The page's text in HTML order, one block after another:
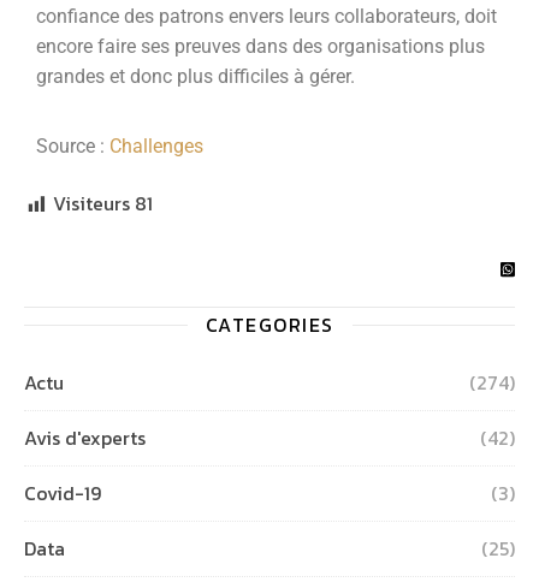
confiance des patrons envers leurs collaborateurs, doit
encore faire ses preuves dans des organisations plus
grandes et donc plus difficiles à gérer.
Source : Challenges
Visiteurs 81
CATEGORIES
Actu
(274)
Avis d'experts
(42)
Covid-19
(3)
Data
(25)